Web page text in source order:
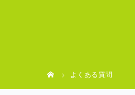
よくある質問